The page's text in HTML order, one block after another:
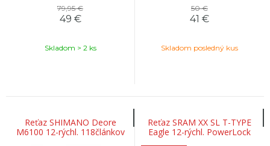
79,95 €
49 €
Skladom > 2 ks
50 €
41 €
Skladom posledný kus
Reťaz SHIMANO Deore
M6100 12-rýchl. 118článkov
OEM
Reťaz SRAM XX SL T-TYPE
Eagle 12-rýchl. PowerLock
spojka 126-článkov